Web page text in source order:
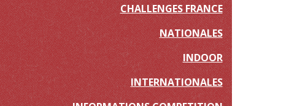
CHALLENGES FRANCE
NATIONALES
INDOOR
INTERNATIONALES